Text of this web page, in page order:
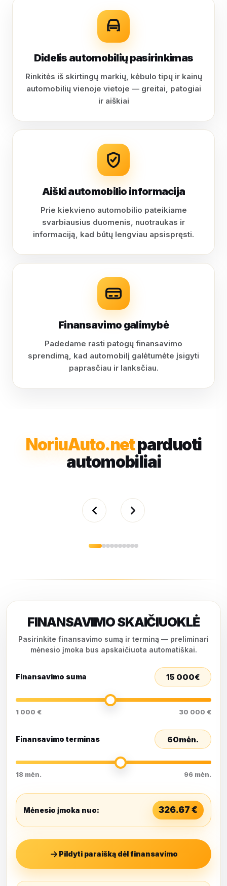
Didelis automobilių pasirinkimas
Rinkitės iš skirtingų markių, kėbulo tipų ir kainų
automobilių vienoje vietoje — greitai, patogiai
ir aiškiai
Aiški automobilio informacija
Prie kiekvieno automobilio pateikiame
svarbiausius duomenis, nuotraukas ir
informaciją, kad būtų lengviau apsispręsti.
Finansavimo galimybė
Padedame rasti patogų finansavimo
sprendimą, kad automobilį galėtumėte įsigyti
paprasčiau ir lanksčiau.
NoriuAuto.netparduoti
automobiliai
FINANSAVIMO SKAIČIUOKLĖ
Pasirinkite finansavimo sumą ir terminą — preliminari
mėnesio įmoka bus apskaičiuota automatiškai.
Finansavimo suma 15 000€
1 000 € 30 000 €
Finansavimo terminas 60mėn.
18 mėn. 96 mėn.
Mėnesio įmoka nuo: 326.67 €
Pildyti paraišką dėl finansavimo